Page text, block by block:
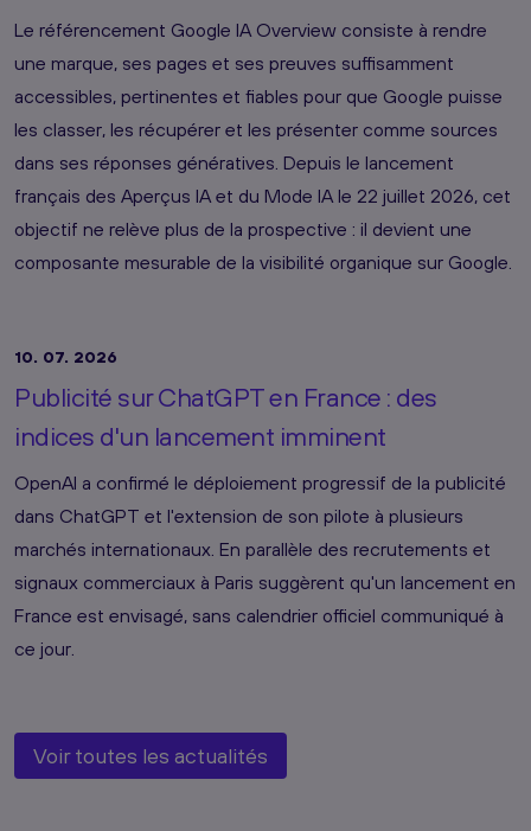
Le référencement Google IA Overview consiste à rendre
une marque, ses pages et ses preuves suffisamment
accessibles, pertinentes et fiables pour que Google puisse
les classer, les récupérer et les présenter comme sources
dans ses réponses génératives. Depuis le lancement
français des Aperçus IA et du Mode IA le 22 juillet 2026, cet
objectif ne relève plus de la prospective : il devient une
composante mesurable de la visibilité organique sur Google.
10. 07. 2026
Publicité sur ChatGPT en France : des
indices d'un lancement imminent
OpenAI a confirmé le déploiement progressif de la publicité
dans ChatGPT et l'extension de son pilote à plusieurs
marchés internationaux. En parallèle des recrutements et
signaux commerciaux à Paris suggèrent qu'un lancement en
France est envisagé, sans calendrier officiel communiqué à
ce jour.
Voir toutes les actualités